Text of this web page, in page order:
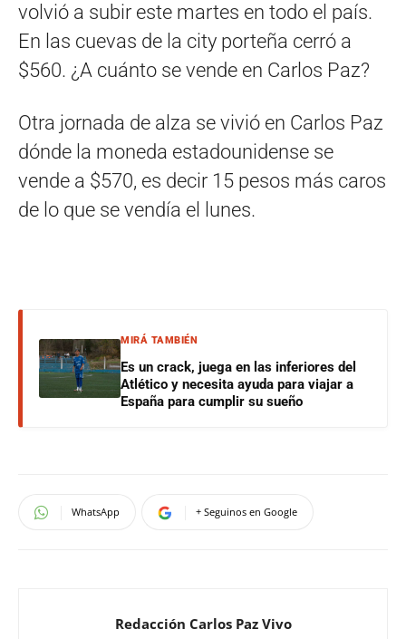
volvió a subir este martes en todo el país.
En las cuevas de la city porteña cerró a
$560. ¿A cuánto se vende en Carlos Paz?
Otra jornada de alza se vivió en Carlos Paz
dónde la moneda estadounidense se
vende a $570, es decir 15 pesos más caros
de lo que se vendía el lunes.
MIRÁ TAMBIÉN
Es un crack, juega en las inferiores del
Atlético y necesita ayuda para viajar a
España para cumplir su sueño
WhatsApp + Seguinos en Google
Redacción Carlos Paz Vivo